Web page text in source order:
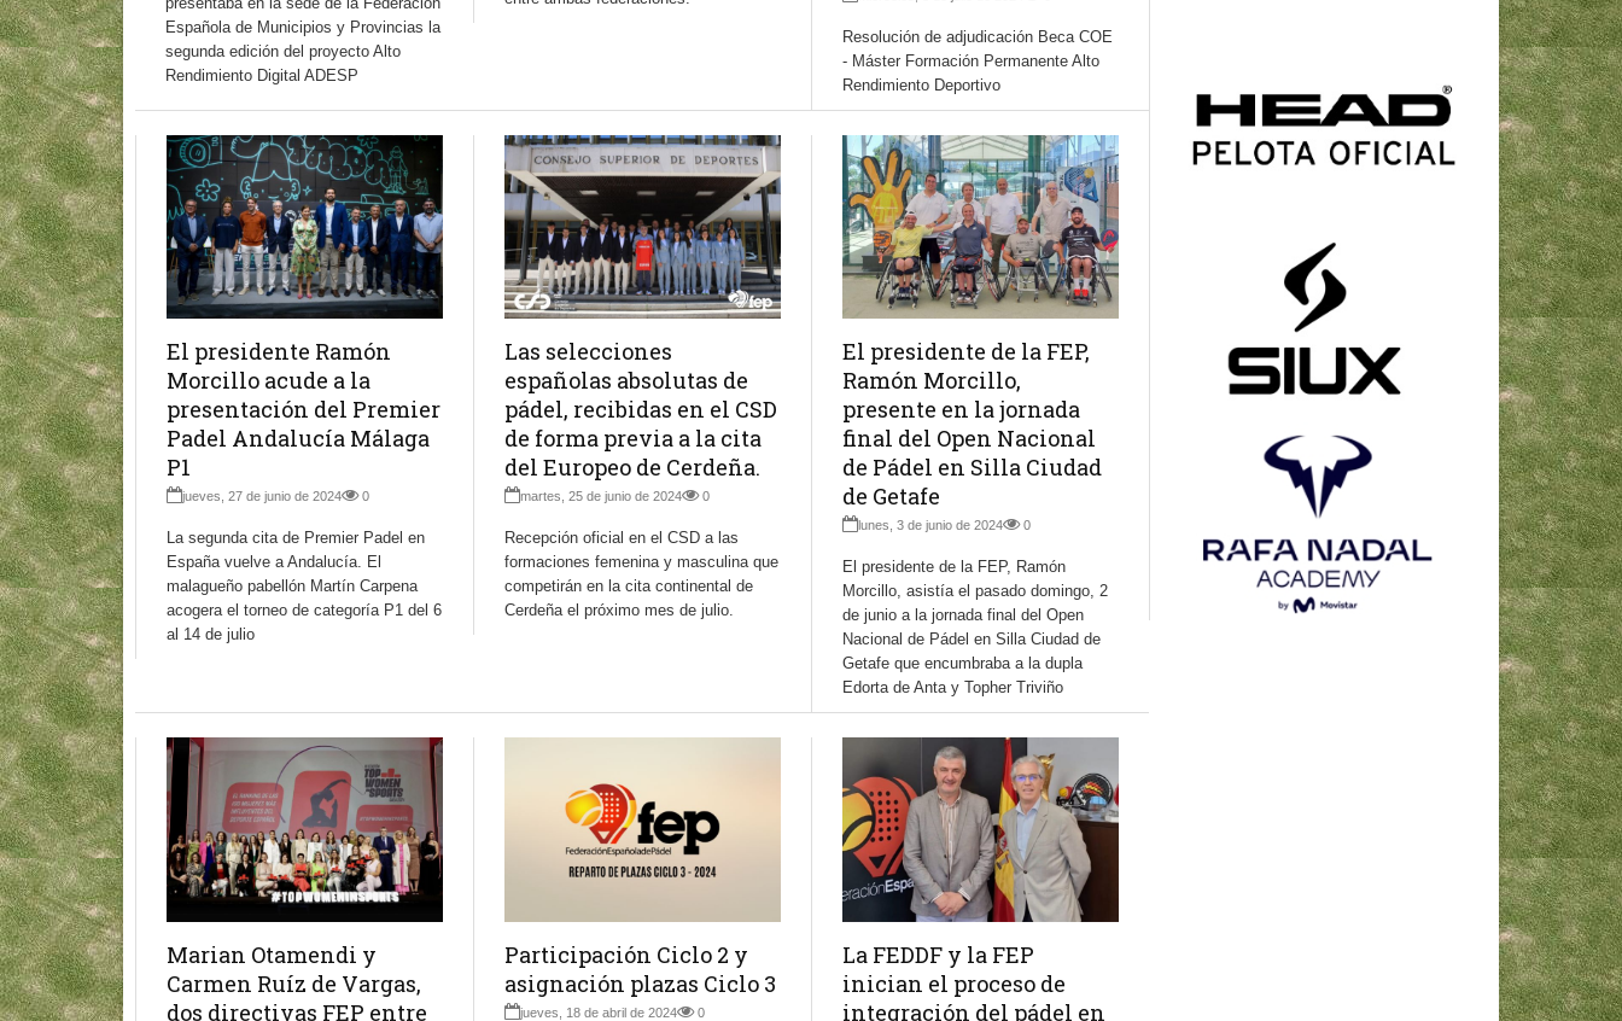
Española de Municipios y Provincias la
segunda edición del proyecto Alto
Rendimiento Digital ADESP
Resolución de adjudicación Beca COE
- Máster Formación Permanente Alto
Rendimiento Deportivo
El presidente Ramón
Morcillo acude a la
presentación del Premier
Padel Andalucía Málaga
P1
jueves, 27 de junio de 2024 0
La segunda cita de Premier Padel en
España vuelve a Andalucía. El
malagueño pabellón Martín Carpena
acogera el torneo de categoría P1 del 6
al 14 de julio
Las selecciones
españolas absolutas de
pádel, recibidas en el CSD
de forma previa a la cita
del Europeo de Cerdeña.
martes, 25 de junio de 2024 0
Recepción oficial en el CSD a las
formaciones femenina y masculina que
competirán en la cita continental de
Cerdeña el próximo mes de julio.
El presidente de la FEP,
Ramón Morcillo,
presente en la jornada
final del Open Nacional
de Pádel en Silla Ciudad
de Getafe
lunes, 3 de junio de 2024 0
El presidente de la FEP, Ramón
Morcillo, asistía el pasado domingo, 2
de junio a la jornada final del Open
Nacional de Pádel en Silla Ciudad de
Getafe que encumbraba a la dupla
Edorta de Anta y Topher Triviño
Marian Otamendi y
Carmen Ruíz de Vargas,
dos directivas FEP entre
Participación Ciclo 2 y
asignación plazas Ciclo 3
jueves, 18 de abril de 2024 0
La FEDDF y la FEP
inician el proceso de
integración del pádel en